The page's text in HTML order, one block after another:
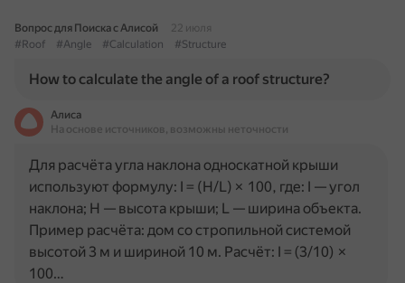
Вопрос для Поиска с Алисой
22 июля
#Roof
#Angle #Calculation #Structure
How to calculate the angle of a roof structure?
Алиса
На основе источников, возможны неточности
Для расчёта угла наклона односкатной крыши
используют формулу: I = (H/L) × 100, где: I — угол
наклона; H — высота крыши; L — ширина объекта.
Пример расчёта: дом со стропильной системой
высотой 3 м и шириной 10 м. Расчёт: I = (3/10) ×
100…